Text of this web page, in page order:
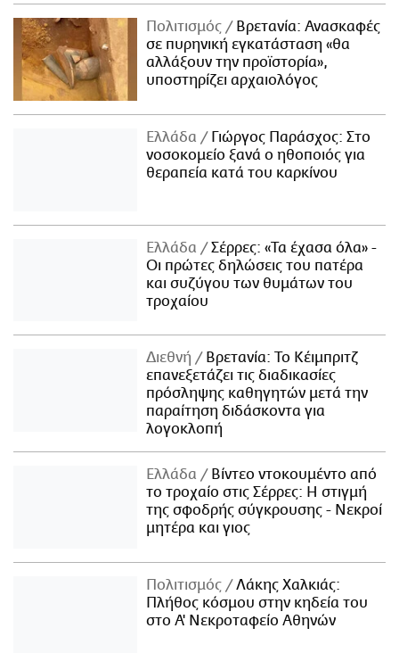
Πολιτισμός
Βρετανία: Ανασκαφές
σε πυρηνική εγκατάσταση «θα
αλλάξουν την προϊστορία»,
υποστηρίζει αρχαιολόγος
Ελλάδα
Γιώργος Παράσχος: Στο
νοσοκομείο ξανά ο ηθοποιός για
θεραπεία κατά του καρκίνου
Ελλάδα
Σέρρες: «Τα έχασα όλα» -
Οι πρώτες δηλώσεις του πατέρα
και συζύγου των θυμάτων του
τροχαίου
Διεθνή
Βρετανία: Το Κέιμπριτζ
επανεξετάζει τις διαδικασίες
πρόσληψης καθηγητών μετά την
παραίτηση διδάσκοντα για
λογοκλοπή
Ελλάδα
Βίντεο ντοκουμέντο από
το τροχαίο στις Σέρρες: Η στιγμή
της σφοδρής σύγκρουσης - Νεκροί
μητέρα και γιος
Πολιτισμός
Λάκης Χαλκιάς:
Πλήθος κόσμου στην κηδεία του
στο Α' Νεκροταφείο Αθηνών